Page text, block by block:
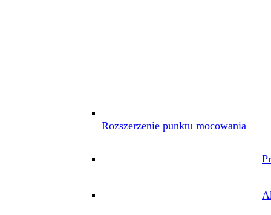
Rozszerzenie punktu mocowania